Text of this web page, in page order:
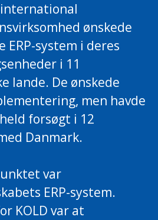
international
ønskede
ERP-system i deres
i 11
lande. De ønskede
men havde
forsøgt i 12
Danmark.
var
ERP-system.
KOLD var at